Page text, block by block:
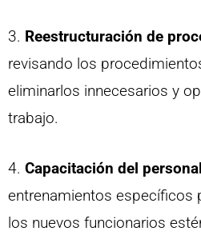
3. Reestructuración de
revisando los
eliminarlos innecesarios y
trabajo.
4. Capacitación del personal
entrenamientos específicos
los nuevos funcionarios